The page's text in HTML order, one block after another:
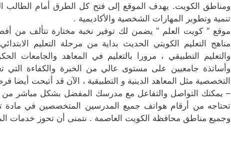
ومناطق الكويت. يهدف الموقع إلى فتح كل الطرق أمام الطالب
تنمية وتطوير المهارات الشخصية والأكاديمية .
موقع ” كويت العلم ” يضمن لك توفير نخبة مختارة تتألف من
مناهج التعليم الكويتي الحديث بداية من مرحلة التعليم
والتعليم التطبيقي ، مرورا بالتعليم في المعاهد والجامعات
وأساتذة جامعيين على مستوى عالي من الخبرة والكفاءة التي
التخصصية مثل المعاهد الدينية و التطبيقية ، الآن قد أتيحت أيضا
– يمكنك التواصل والتفاعل مع مدرسك المفضل بشكل مباشر من
تحتاجه من أرقام هواتف جميع المدرسين المتخصصين في مادة
وجميع مناطق محافظة الكويت العاصمة . نتمنى أن تحوز خدمات